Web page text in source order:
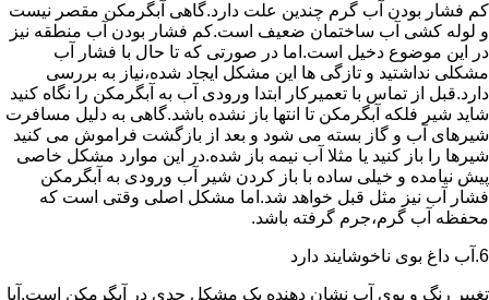
کم فشار بودن آب گرم چندین علت دارد.گاهی آبگرمکن مقصر نیست
و لوله کشی آب ساختمان ضعیف است.کم فشار بودن آب منطقه نیز
در این موضوع دخیل است.اما در صورتی که تا حال با فشار آب
مشکلی نداشتید و تازگی ها این مشکل ایجاد شده،نیاز به بررسی
دارد.قبل از تماس با تعمیرکار ابتدا ورودی آب به آبگرمکن را نگاه کنید
شاید شیر فلکه آبگرمکن تا انتها باز نشده باشد.گاهی به دلیل مسافرت
شیرهای آب و گاز بسته می شود و بعد از بازگشت فراموش می کنید
شیرها را باز کنید یا مثلا آب نیمه باز شده.در این موارد مشکل خاصی
پیش نیامده و خیلی ساده با باز کردن شیر آب ورودی به آبگرمکن
فشار آب نیز مثل قبل خواهد شد.اما مشکل اصلی وقتی است که
محفظه آب گرم،جرم گرفته باشد.
6.آب داغ بوی ناخوشایند دارد
تغییر رنگ و بوی آب نشان دهنده یک مشکل جدی در آبگرمکن است.آیا